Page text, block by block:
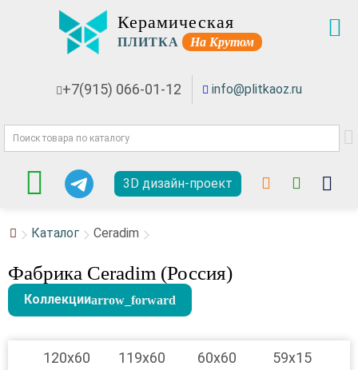
Керамическая
ПЛИТКА На Крутом
+7(915) 066-01-12 info@plitkaoz.ru
3D дизайн-проект
Каталог Ceradim
Фабрика Ceradim (Россия)
Коллекции
120x60 119x60 60x60
59x15